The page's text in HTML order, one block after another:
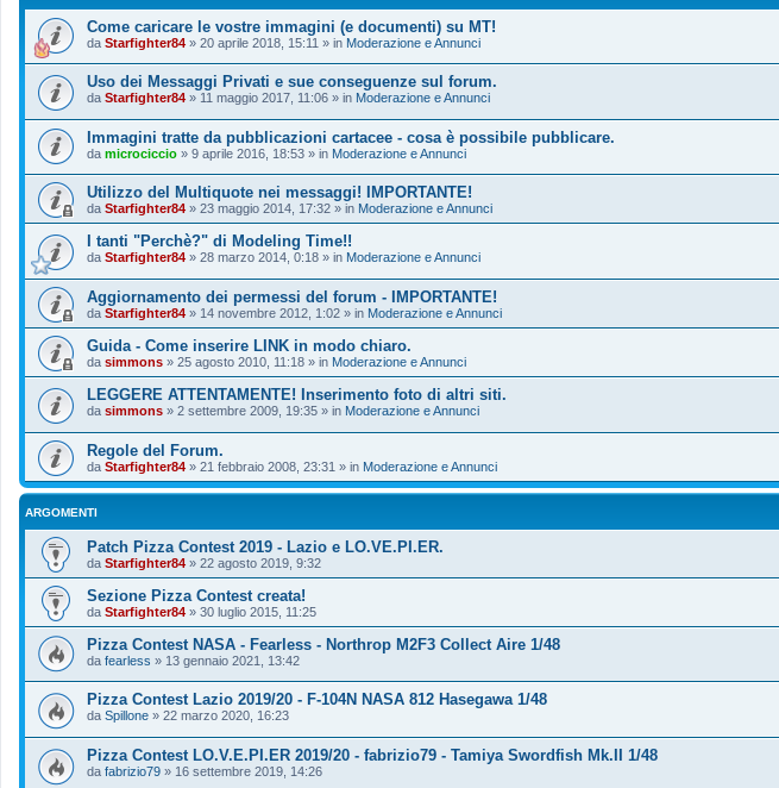
Come caricare le vostre immagini (e documenti) su MT!
da Starfighter84 » 20 aprile 2018, 15:11 » in Moderazione e Annunci
Uso dei Messaggi Privati e sue conseguenze sul forum.
da Starfighter84 » 11 maggio 2017, 11:06 » in Moderazione e Annunci
Immagini tratte da pubblicazioni cartacee - cosa è possibile pubblicare.
da microciccio » 9 aprile 2016, 18:53 » in Moderazione e Annunci
Utilizzo del Multiquote nei messaggi! IMPORTANTE!
da Starfighter84 » 23 maggio 2014, 17:32 » in Moderazione e Annunci
I tanti "Perchè?" di Modeling Time!!
da Starfighter84 » 28 marzo 2014, 0:18 » in Moderazione e Annunci
Aggiornamento dei permessi del forum - IMPORTANTE!
da Starfighter84 » 14 novembre 2012, 1:02 » in Moderazione e Annunci
Guida - Come inserire LINK in modo chiaro.
da simmons » 25 agosto 2010, 11:18 » in Moderazione e Annunci
LEGGERE ATTENTAMENTE! Inserimento foto di altri siti.
da simmons » 2 settembre 2009, 19:35 » in Moderazione e Annunci
Regole del Forum.
da Starfighter84 » 21 febbraio 2008, 23:31 » in Moderazione e Annunci
ARGOMENTI
Patch Pizza Contest 2019 - Lazio e LO.VE.PI.ER.
da Starfighter84 » 22 agosto 2019, 9:32
Sezione Pizza Contest creata!
da Starfighter84 » 30 luglio 2015, 11:25
Pizza Contest NASA - Fearless - Northrop M2F3 Collect Aire 1/48
da fearless » 13 gennaio 2021, 13:42
Pizza Contest Lazio 2019/20 - F-104N NASA 812 Hasegawa 1/48
da Spillone » 22 marzo 2020, 16:23
Pizza Contest LO.V.E.PI.ER 2019/20 - fabrizio79 - Tamiya Swordfish Mk.II 1/48
da fabrizio79 » 16 settembre 2019, 14:26